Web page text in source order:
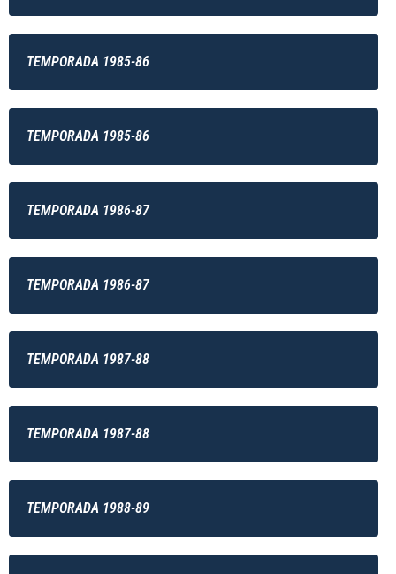
TEMPORADA 1985-86
TEMPORADA 1985-86
TEMPORADA 1986-87
TEMPORADA 1986-87
TEMPORADA 1987-88
TEMPORADA 1987-88
TEMPORADA 1988-89